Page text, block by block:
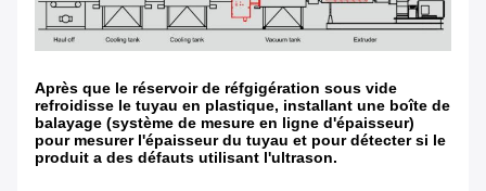
Après que le réservoir de réfgigération sous vide
refroidisse le tuyau en plastique, installant une boîte de
balayage (système de mesure en ligne d'épaisseur)
pour mesurer l'épaisseur du tuyau et pour détecter si le
produit a des défauts utilisant l'ultrason.